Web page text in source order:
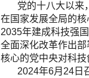
党的十八大以来，
在国家发展全局的
2035年建成科技强
全面深化改革作出
核心的党中央对科
2024年6月24日召